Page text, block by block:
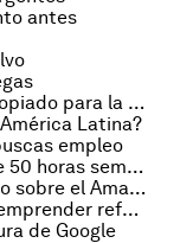
antes
¿Cuenta con el estilo de liderazgo apropiado para la era digital?
Latina?
empleo
10 países en los que se trabaja más de 50 horas semanales
¿Por qué el mensaje de Papa Francisco sobre el Amazonas nos afecta a todos?
Ahora es el momento adecuado para emprender reformas en América Central
de Google